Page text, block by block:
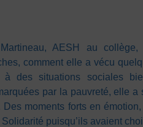
AESH au
comment elle a vécu
à des situations sociales
par la pauvreté, elle
moments forts en
puisqu’ils avaient